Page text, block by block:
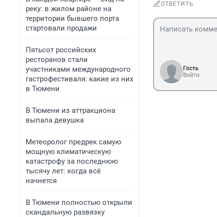
реку: в жилом районе на
территории бывшего порта
стартовали продажи
Пятьсот российских
ресторанов стали
участниками международного
гастрофестиваля: какие из них
в Тюмени
В Тюмени из аттракциона
выпала девушка
Метеоролог предрек самую
мощную климатическую
катастрофу за последнюю
тысячу лет: когда всё
начнется
В Тюмени полностью открыли
скандальную развязку
ОТВЕТИТЬ
Гость
Войти